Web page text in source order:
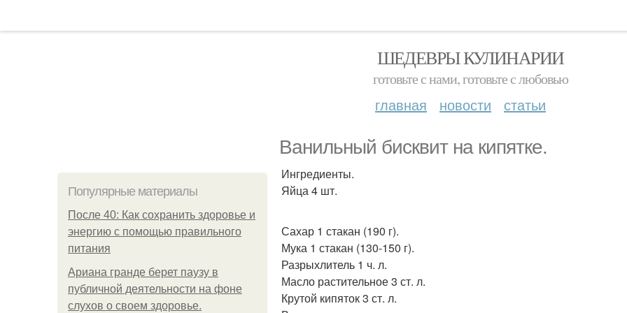
ШЕДЕВРЫ КУЛИНАРИИ
готовьте с нами, готовьте с любовью
главная новости статьи
Ванильный бисквит на кипятке.
Популярные материалы
После 40: Как сохранить здоровье и
энергию с помощью правильного
питания
Ариана гранде берет паузу в
публичной деятельности на фоне
слухов о своем здоровье.
Ингредиенты.
Яйца 4 шт.
Сахар 1 стакан (190 г).
Мука 1 стакан (130-150 г).
Разрыхлитель 1 ч. л.
Масло растительное 3 ст. л.
Крутой кипяток 3 ст. л.